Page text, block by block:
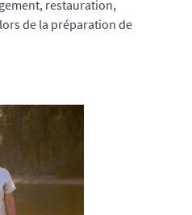
restauration,
de la préparation de